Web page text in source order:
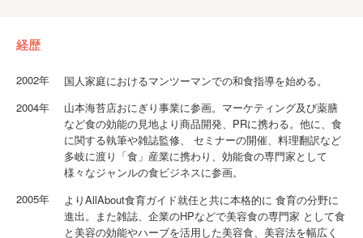
経歴
2002年
国人家庭におけるマンツーマンでの和食指導を始める。
2004年
山本海苔店おにぎり事業に参画。マーケティング及び薬膳
など食の効能の見地より商品開発、PRに携わる。他に、食
に関する執筆や雑誌監修、 セミナーの開催、料理翻訳など
多岐に渡り「食」産業に携わり、効能食の専門家として
様々なジャンルの食ビジネスに参画。
2005年
よりAllAbout食育ガイド就任と共に本格的に 食育の分野に
進出。また雑誌、企業のHPなどで美容食の専門家 として食
と美容の効能やハーブを活用した美容食、美容法を幅広く